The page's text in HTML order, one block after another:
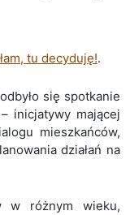
tu decyduję!.
odbyło się spotkanie
inicjatywy mającej
mieszkańców,
działań na
w różnym wieku,